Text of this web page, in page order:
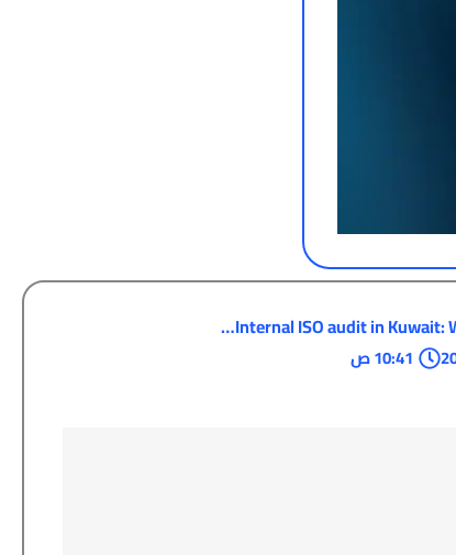
Internal ISO audit in Kuwait:
10:41 ص